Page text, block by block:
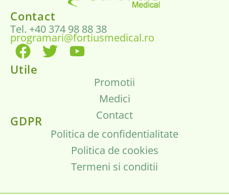
Contact
Tel. +40 374 98 88 38
programari@fortiusmedical.ro
Utile
Promotii
Medici
Contact
GDPR
Politica de confidentialitate
Politica de cookies
Termeni si conditii